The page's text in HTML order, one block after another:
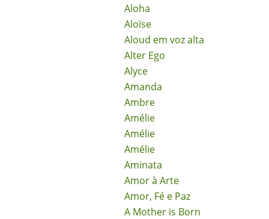
Aloha
Aloïse
Aloud em voz alta
Alter Ego
Alyce
Amanda
Ambre
Amélie
Amélie
Amélie
Aminata
Amor à Arte
Amor, Fé e Paz
A Mother is Born